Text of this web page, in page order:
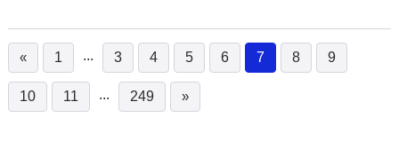
« 1 ... 3 4 5 6 7
(current)
8 9
10 11 ... 249 »